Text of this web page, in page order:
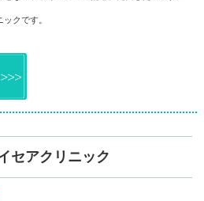
クです。
セアクリニック